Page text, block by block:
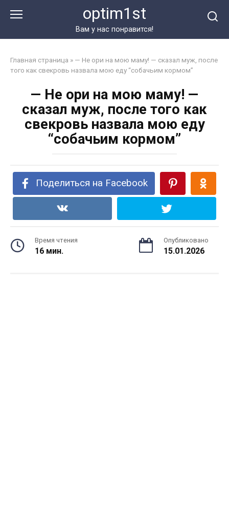
optim1st
Вам у нас понравится!
Главная страница » — Не ори на мою маму! — сказал муж, после
того как свекровь назвала мою еду “собачьим кормом”
— Не ори на мою маму! —
сказал муж, после того как
свекровь назвала мою еду
“собачьим кормом”
Поделиться на Facebook
Время чтения
16 мин.
Опубликовано
15.01.2026